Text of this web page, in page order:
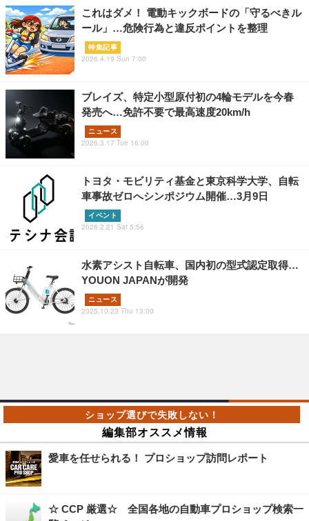
これはダメ！ 電動キックボードの「守るべきル
ール」…危険行為と違反ポイントを整理
特集記事
2026.4.19 Sun 7:00
ブレイズ、特定小型原付初の4輪モデルを今春
発売へ…免許不要で最高速度20km/h
ニュース
2026.3.17 Tue 16:00
トヨタ・モビリティ基金と東京科学大学、自転
車事故ゼロへシンポジウム開催…3月9日
イベント
2026.2.21 Sat 5:56
水素アシスト自転車、国内初の型式認定取得…
YOUON JAPANが開発
ニュース
2025.10.23 Thu 13:00
編集部オススメ情報
愛車を任せられる！ プロショップ訪問レポート
☆ CCP 厳選☆ 全国各地の自動車プロショップ検索一